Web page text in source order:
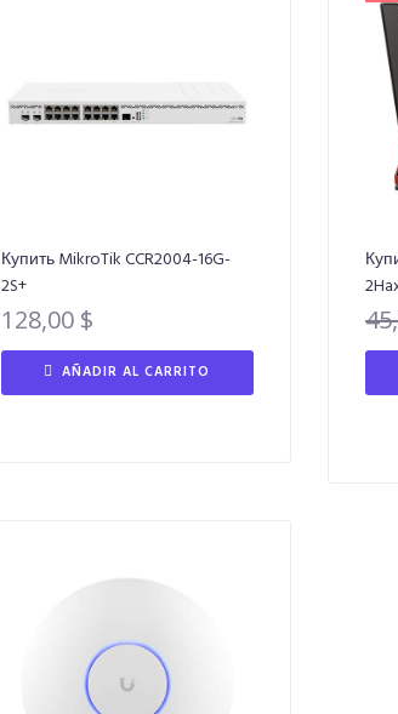
Купить MikroTik CCR2004-16G-
2S+
128,00 $
AÑADIR AL CARRITO